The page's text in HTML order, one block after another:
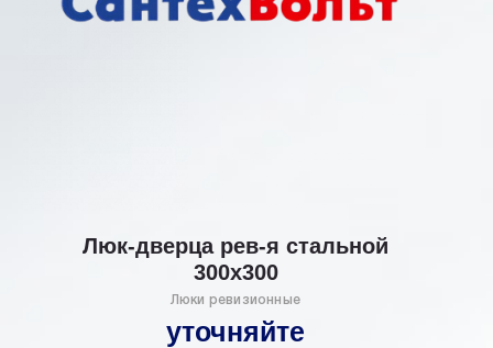
Люк-дверца рев-я стальной
300х300
Люки ревизионные
уточняйте